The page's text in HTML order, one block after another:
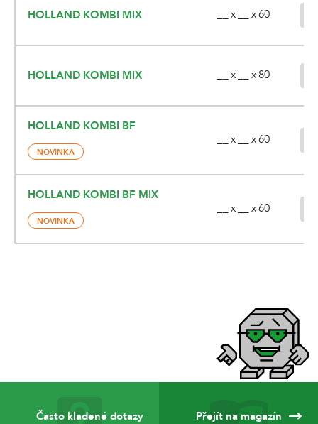
HOLLAND KOMBI MIX __ x __ x 60
HOLLAND KOMBI MIX __ x __ x 80
HOLLAND KOMBI BF
NOVINKA
__ x __ x 60
HOLLAND KOMBI BF MIX
NOVINKA
__ x __ x 60
Často kladené dotazy Přejít na magazín